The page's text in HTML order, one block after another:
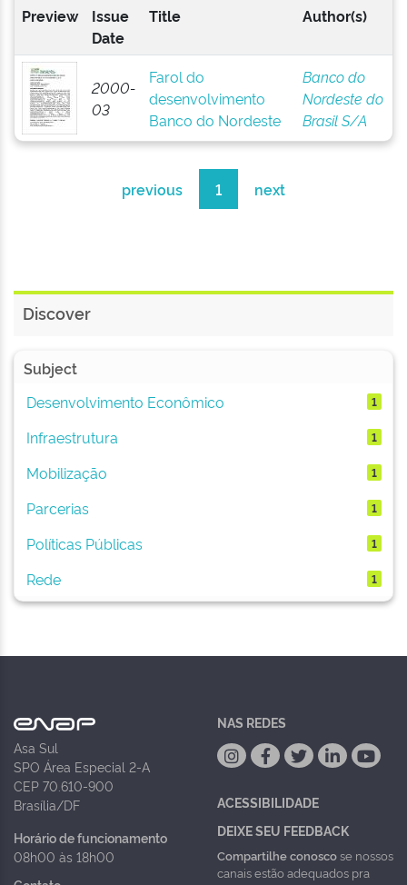
Preview
Issue
Date
Title Author(s)
2000-
03
Farol do
desenvolvimento
Banco do Nordeste
Banco do
Nordeste do
Brasil S/A
previous 1 next
Discover
Subject
Desenvolvimento Econômico
1
Infraestrutura 1
Mobilização 1
Parcerias 1
Políticas Públicas 1
Rede 1
Asa Sul
SPO Área Especial 2-A
CEP 70.610-900
Brasília/DF
Horário de funcionamento
08h00 às 18h00
NAS REDES
ACESSIBILIDADE
DEIXE SEU FEEDBACK
Compartilhe conoscose nossos
canais estão adequados pra